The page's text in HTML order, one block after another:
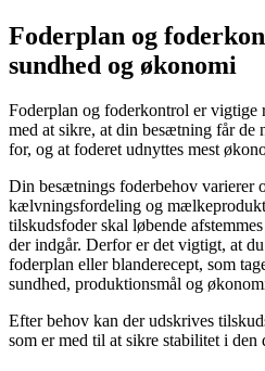
Foderplan og
sundhed og økonomi
Foderplan og foderkontrol er vigtige
med at sikre, at din besætning får de
for, og at foderet udnyttes mest
Din besætnings foderbehov varierer
kælvningsfordeling og
tilskudsfoder skal løbende
der indgår. Derfor er det vigtigt, at
foderplan eller blanderecept, som
sundhed, produktionsmål og
Efter behov kan der udskrives
som er med til at sikre stabilitet i den